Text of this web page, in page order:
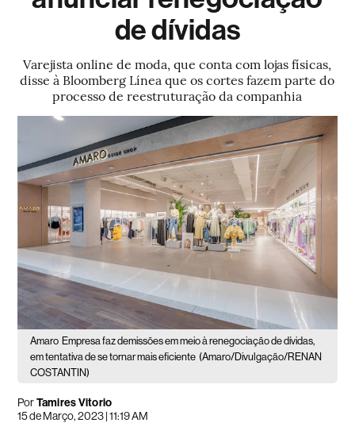
de dívidas
Varejista online de moda, que conta com lojas físicas,
disse à Bloomberg Línea que os cortes fazem parte do
processo de reestruturação da companhia
Amaro Empresa faz demissões em meio à renegociação de dívidas,
em tentativa de se tornar mais eficiente (Amaro/Divulgação/RENAN
COSTANTIN)
PorTamires Vitorio
15 de Março, 2023 | 11:19 AM